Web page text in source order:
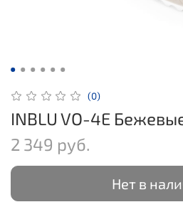
(0)
INBLU VO-4E
2 349 руб.
Нет в